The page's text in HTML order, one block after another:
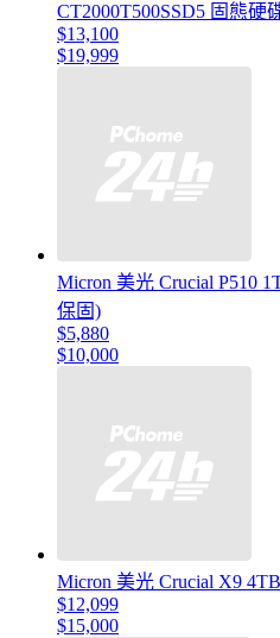
CT2000T500SSD5 固態硬
$13,100
$19,999
Micron 美光 Crucial P510
保固)
$5,880
$10,000
Micron 美光 Crucial X9
$12,099
$15,000